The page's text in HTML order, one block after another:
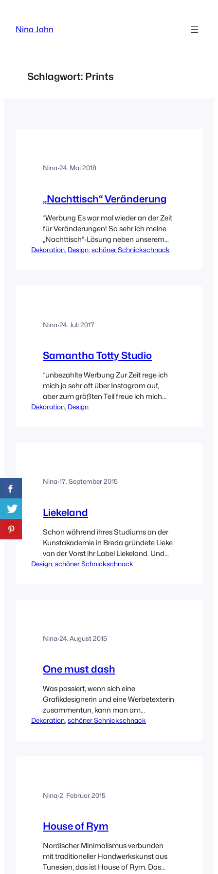
springen
Nina Jahn
Schlagwort: Prints
Nina·24. Mai 2018
„Nachttisch“ Veränderung
*Werbung Es war mal wieder an der Zeit
für Veränderungen! So sehr ich meine
„Nachttisch“-Lösung neben unserem
Schrankbett auch mochte, es musste
Dekoration, Design, schöner Schnickschnack
Nina·24. Juli 2017
Samantha Totty Studio
*unbezahlte Werbung Zur Zeit rege ich
mich ja sehr oft über Instagram auf,
aber zum größten Teil freue ich mich
über diese Plattform. Ich freue mich
Dekoration, Design
Nina·17. September 2015
Liekeland
Schon während ihres Studiums an der
Kunstakademie in Breda gründete Lieke
van der Vorst ihr Label Liekeland. Und
ich kann euch sagen, als ich in ihren
Design, schöner Schnickschnack
Nina·24. August 2015
One must dash
Was passiert, wenn sich eine
Grafikdesignerin und eine Werbetexterin
zusammentun, kann man am
Beispiel des Labels One must dash in
werden in England produziert und…
Dekoration, schöner Schnickschnack
Nina·2. Februar 2015
House of Rym
Nordischer Minimalismus verbunden
mit traditioneller Handwerkskunst aus
Tunesien, das ist House of Rym. Das